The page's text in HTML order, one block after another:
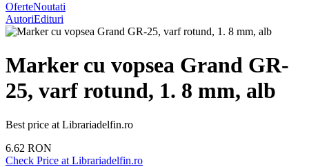
OferteNoutati
AutoriEdituri
Marker cu vopsea Grand GR-
25, varf rotund, 1. 8 mm, alb
Best price at Librariadelfin.ro
6.62 RON
Check Price at Librariadelfin.ro